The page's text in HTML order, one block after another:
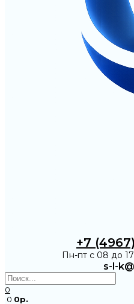
+7
Пн-пт с 08 до
s-l-
0
0 0р.